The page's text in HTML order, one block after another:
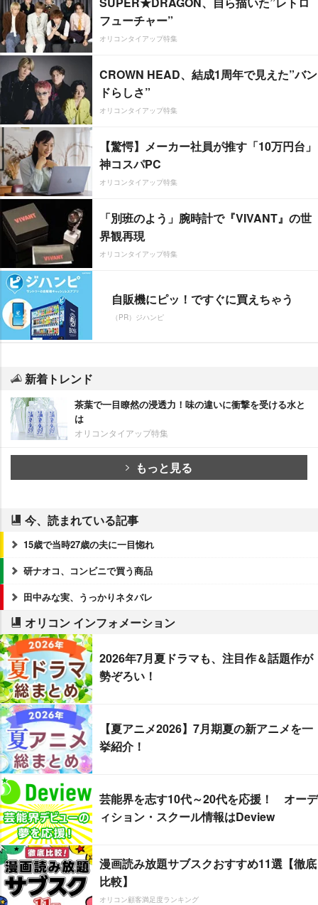
フューチャー”
オリコンタイアップ特集
CROWN HEAD、結成1周年で見えた”バン
ドらしさ”
オリコンタイアップ特集
【驚愕】メーカー社員が推す「10万円台」
神コスパPC
オリコンタイアップ特集
「別班のよう」腕時計で『VIVANT』の世
界観再現
オリコンタイアップ特集
自販機にピッ！ですぐに買えちゃう
（PR）ジハンピ
新着トレンド
茶葉で一目瞭然の浸透力！味の違いに衝撃を受ける水と
は
オリコンタイアップ特集
もっと見る
今、読まれている記事
15歳で当時27歳の夫に一目惚れ
研ナオコ、コンビニで買う商品
田中みな実、うっかりネタバレ
オリコン インフォメーション
2026年7月夏ドラマも、注目作＆話題作が
勢ぞろい！
【夏アニメ2026】7月期夏の新アニメを一
挙紹介！
芸能界を志す10代～20代を応援！ オーデ
ィション・スクール情報はDeview
漫画読み放題サブスクおすすめ11選【徹底
比較】
オリコン顧客満足度ランキング